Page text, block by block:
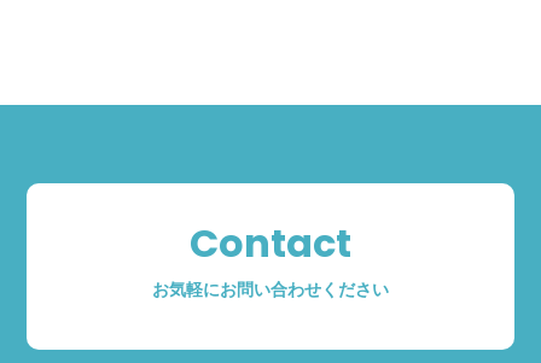
Contact
お気軽にお問い合わせください